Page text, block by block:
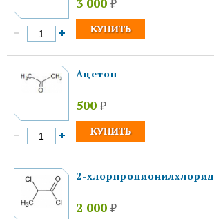
₽
Ацетон
500 ₽
2-хлорпропионилхлорид
2 000 ₽